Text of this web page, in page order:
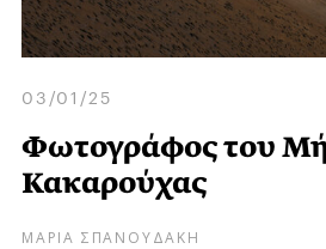
03/01/25
Φωτογράφος του
Κακαρούχας
ΜΑΡΙΑ ΣΠΑΝΟΥΔΑΚΗ